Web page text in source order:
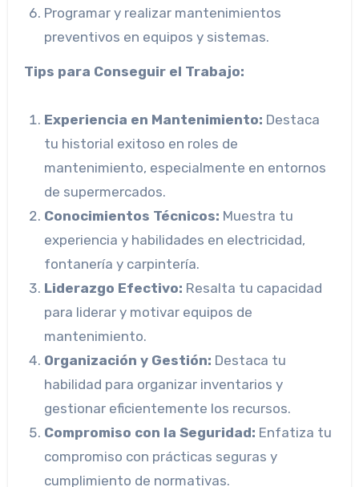
Programar y realizar mantenimientos
preventivos en equipos y sistemas.
Tips para Conseguir el Trabajo:
Experiencia en Mantenimiento: Destaca
tu historial exitoso en roles de
mantenimiento, especialmente en entornos
de supermercados.
Conocimientos Técnicos: Muestra tu
experiencia y habilidades en electricidad,
fontanería y carpintería.
Liderazgo Efectivo: Resalta tu capacidad
para liderar y motivar equipos de
mantenimiento.
Organización y Gestión: Destaca tu
habilidad para organizar inventarios y
gestionar eficientemente los recursos.
Compromiso con la Seguridad: Enfatiza tu
compromiso con prácticas seguras y
cumplimiento de normativas.